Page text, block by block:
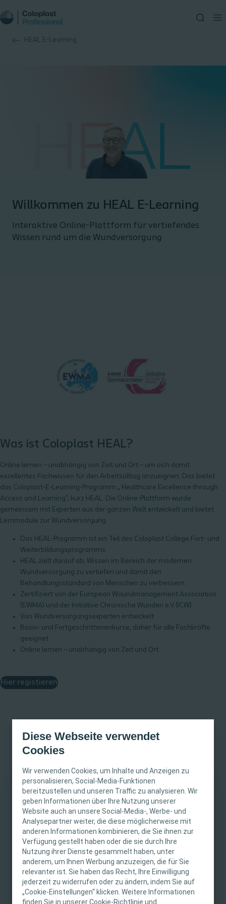
Diese Webseite verwendet
Cookies
Wir verwenden Cookies, um Inhalte und Anzeigen zu
personalisieren, Social-Media-Funktionen
bereitzustellen und unseren Traffic zu analysieren. Wir
geben Informationen über Ihre Nutzung unserer
Website auch an unsere Social-Media-, Werbe- und
Analysepartner weiter, die diese möglicherweise mit
anderen Informationen kombinieren, die Sie ihnen zur
Verfügung gestellt haben oder die sie durch Ihre
Nutzung ihrer Dienste gesammelt haben, unter
anderem, um Ihnen Werbung anzuzeigen, die für Sie
relevanter ist. Sie haben das Recht, Ihre Einwilligung
jederzeit zu widerrufen oder zu ändern, indem Sie auf
„Cookie-Einstellungen“ klicken. Weitere Informationen
finden Sie in unserer Cookie-Richtlinie und
HEAL E-Learning
WICHTIGER HINWEIS
Diese Website richtet sich nur an medizinisches
Fachpersonal. Der Inhalt der Website ist für
fachliche Informations- und Fortbildungszwecke
bestimmt. Coloplast bietet keinen individuellen
medizinischen Rat. Die Verantwortung für die
individuelle Patientenversorgung liegt beim
medizinischen Fachpersonal. Detaillierte
Willkommen zu HEAL E-Learning
Interaktive Online-Plattform für vertiefendes
Wissen rund um die Wundversorgung
Was ist Coloplast HEAL?
Online lernen – unabhängig von Zeit und Ort – um sich damit
exzellentes Fachwissen für den Arbeitsalltag anzueignen. Das bietet
das Coloplast-E-Learning-Programm „ Healthcare Excellence through
Access and Learning“, kurz HEAL. Die Online-Plattform wurde
gemeinsam mit Experten aus der ganzen Welt entwickelt und bietet
Lernmodule zur Wundversorgung.
Das HEAL-Programm ist ein Teil des Coloplast College Fort- und
Weiterbildungsprogramms.
HEAL zielt darauf ab, Wissen im Bereich der modernen
Wundversorgung zu vertiefen und damit den
Behandlungsstandard von Menschen zu verbessern.
Zertifiziert von der European Woundmanagement Association
(EWMA) und der Initiative Chronische Wunden e.V.(ICW).
Von Wundversorgungsexperten entwickelt
Basis- und Fortgeschrittenenkurse, daher für alle Fachkräfte
geeignet
Online lernen – unabhängig von Zeit und Ort
Hier registieren
Bist du schon bei HEAL registriert?
Hinweise zur Nutzung von HEAL
Die Einzelnutzung von HEAL-Lerninhalten kostet 75 EUR inkl.
MwST. für die Nutzungsdauer von 12 Monaten.
Das Nutzungsrecht umfasst alle im HEAL-Lernangebot
enthaltenen Lerneinheiten, inklusive Abschlusstests.
Die Bezahlung ist ausschließlich auf Rechnung möglich.